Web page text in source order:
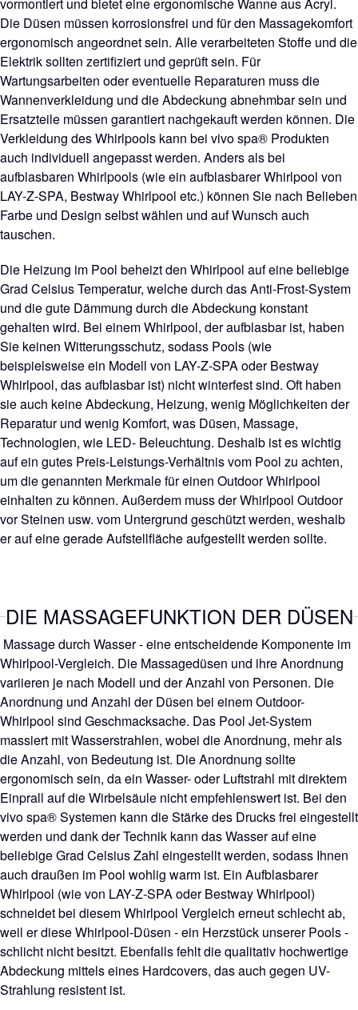
vormontiert und bietet eine ergonomische Wanne aus Acryl.
Die Düsen müssen korrosionsfrei und für den Massagekomfort
ergonomisch angeordnet sein. Alle verarbeiteten Stoffe und die
Elektrik sollten zertifiziert und geprüft sein. Für
Wartungsarbeiten oder eventuelle Reparaturen muss die
Wannenverkleidung und die Abdeckung abnehmbar sein und
Ersatzteile müssen garantiert nachgekauft werden können. Die
Verkleidung des Whirlpools kann bei vivo spa® Produkten
auch individuell angepasst werden. Anders als bei
aufblasbaren Whirlpools (wie ein aufblasbarer Whirlpool von
LAY-Z-SPA, Bestway Whirlpool etc.) können Sie nach Belieben
Farbe und Design selbst wählen und auf Wunsch auch
tauschen.
Die Heizung im Pool beheizt den Whirlpool auf eine beliebige
Grad Celsius Temperatur, welche durch das Anti-Frost-System
und die gute Dämmung durch die Abdeckung konstant
gehalten wird. Bei einem Whirlpool, der aufblasbar ist, haben
Sie keinen Witterungsschutz, sodass Pools (wie
beispielsweise ein Modell von LAY-Z-SPA oder Bestway
Whirlpool, das aufblasbar ist) nicht winterfest sind. Oft haben
sie auch keine Abdeckung, Heizung, wenig Möglichkeiten der
Reparatur und wenig Komfort, was Düsen, Massage,
Technologien, wie LED- Beleuchtung. Deshalb ist es wichtig
auf ein gutes Preis-Leistungs-Verhältnis vom Pool zu achten,
um die genannten Merkmale für einen Outdoor Whirlpool
einhalten zu können. Außerdem muss der Whirlpool Outdoor
vor Steinen usw. vom Untergrund geschützt werden, weshalb
er auf eine gerade Aufstellfläche aufgestellt werden sollte.
DIE MASSAGEFUNKTION DER DÜSEN
Massage durch Wasser - eine entscheidende Komponente im
Whirlpool-Vergleich. Die Massagedüsen und ihre Anordnung
variieren je nach Modell und der Anzahl von Personen. Die
Anordnung und Anzahl der Düsen bei einem Outdoor-
Whirlpool sind Geschmacksache. Das Pool Jet-System
massiert mit Wasserstrahlen, wobei die Anordnung, mehr als
die Anzahl, von Bedeutung ist. Die Anordnung sollte
ergonomisch sein, da ein Wasser- oder Luftstrahl mit direktem
Einprall auf die Wirbelsäule nicht empfehlenswert ist. Bei den
vivo spa® Systemen kann die Stärke des Drucks frei eingestellt
werden und dank der Technik kann das Wasser auf eine
beliebige Grad Celsius Zahl eingestellt werden, sodass Ihnen
auch draußen im Pool wohlig warm ist. Ein Aufblasbarer
Whirlpool (wie von LAY-Z-SPA oder Bestway Whirlpool)
schneidet bei diesem Whirlpool Vergleich erneut schlecht ab,
weil er diese Whirlpool-Düsen - ein Herzstück unserer Pools -
schlicht nicht besitzt. Ebenfalls fehlt die qualitativ hochwertige
Abdeckung mittels eines Hardcovers, das auch gegen UV-
Strahlung resistent ist.